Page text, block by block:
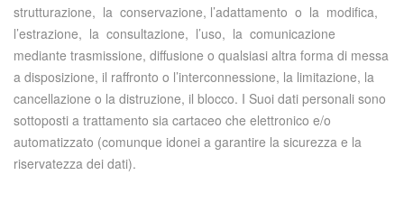
strutturazione, la conservazione, l’adattamento o la modifica,
l’estrazione, la consultazione, l’uso, la comunicazione
mediante trasmissione, diffusione o qualsiasi altra forma di messa
a disposizione, il raffronto o l’interconnessione, la limitazione, la
cancellazione o la distruzione, il blocco. I Suoi dati personali sono
sottoposti a trattamento sia cartaceo che elettronico e/o
automatizzato (comunque idonei a garantire la sicurezza e la
riservatezza dei dati).